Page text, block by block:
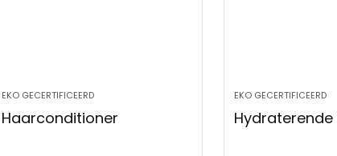
EKO GECERTIFICEERD
Haarconditioner
EKO GECERTIFICEERD
Hydraterende